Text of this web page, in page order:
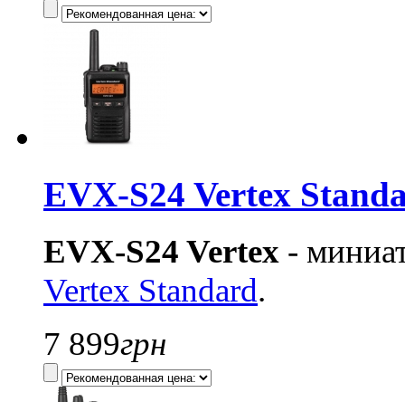
EVX-S24 Vertex
EVX-S24 Vertex -
Vertex Standard.
7 899грн